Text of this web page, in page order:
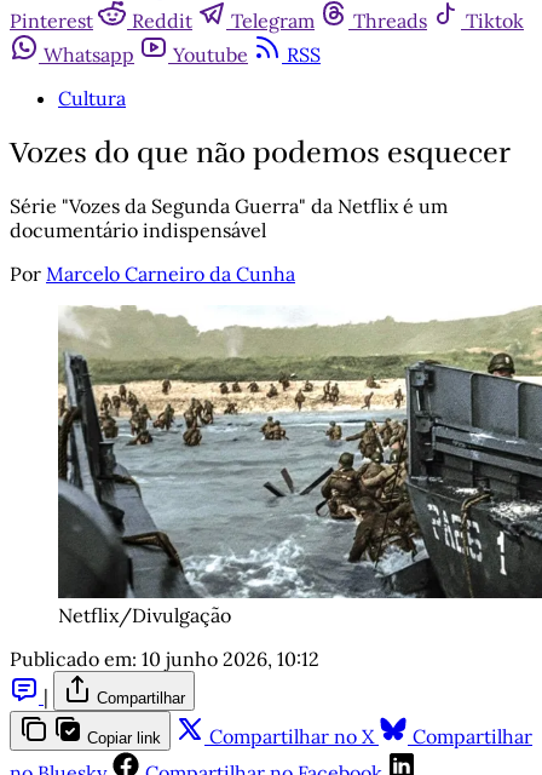
Pinterest
Reddit Telegram Threads
Tiktok
Whatsapp
Youtube
RSS
Cultura
Vozes do que não podemos esquecer
Série "Vozes da Segunda Guerra" da Netflix é um
documentário indispensável
Por Marcelo Carneiro da Cunha
Netflix/Divulgação
Publicado em: 10 junho 2026, 10:12
|
Compartilhar
Copiar link Compartilhar no X
Compartilhar